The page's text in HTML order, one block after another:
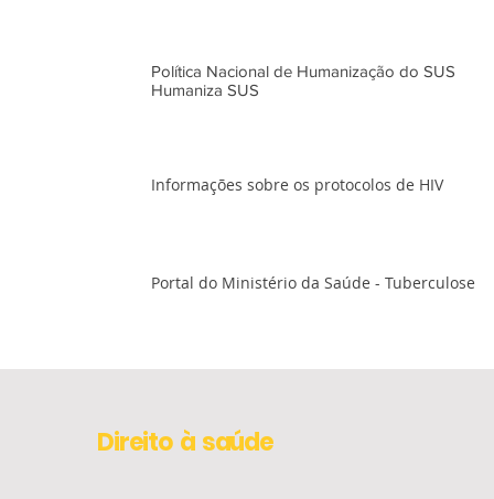
Política Nacional de Humanização do SUS
Humaniza SUS
Informações sobre os protocolos de HIV
Portal do Ministério da Saúde - Tuberculose
Direito à saúde